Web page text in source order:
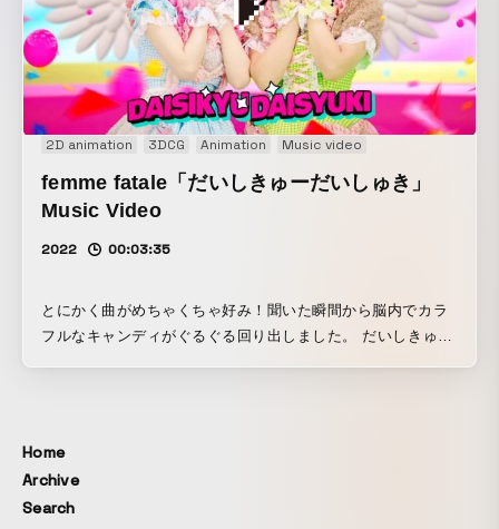
2D animation 3DCG Animation Music video
femme fatale「だいしきゅーだいしゅき」
Music Video
2022 00:03:35
とにかく曲がめちゃくちゃ好み！聞いた瞬間から脳内でカラ
フルなキャンディがぐるぐる回り出しました。 だいしきゅー
感じ。あと、この夢はかなのちゃんの夢なのかさきなちゃん
が見てる夢なのか、二人の夢の覇権争い、どっちの夢な
Home
Archive
Search